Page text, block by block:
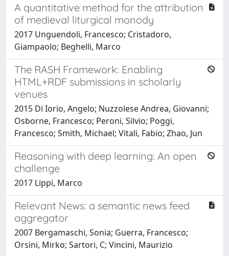
A quantitative method for the attribution
of medieval liturgical monody
2017 Unguendoli, Francesco; Cristadoro,
Giampaolo; Beghelli, Marco
The RASH Framework: Enabling
HTML+RDF submissions in scholarly
venues
2015 Di Iorio, Angelo; Nuzzolese Andrea, Giovanni;
Osborne, Francesco; Peroni, Silvio; Poggi,
Francesco; Smith, Michael; Vitali, Fabio; Zhao, Jun
Reasoning with deep learning: An open
challenge
2017 Lippi, Marco
Relevant News: a semantic news feed
aggregator
2007 Bergamaschi, Sonia; Guerra, Francesco;
Orsini, Mirko; Sartori, C; Vincini, Maurizio